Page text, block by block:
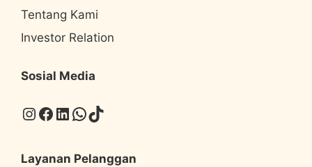
Tentang Kami
Investor Relation
Sosial Media
Instagram
Facebook
LinkedIn
WhatsApp
TikTok
Layanan Pelanggan